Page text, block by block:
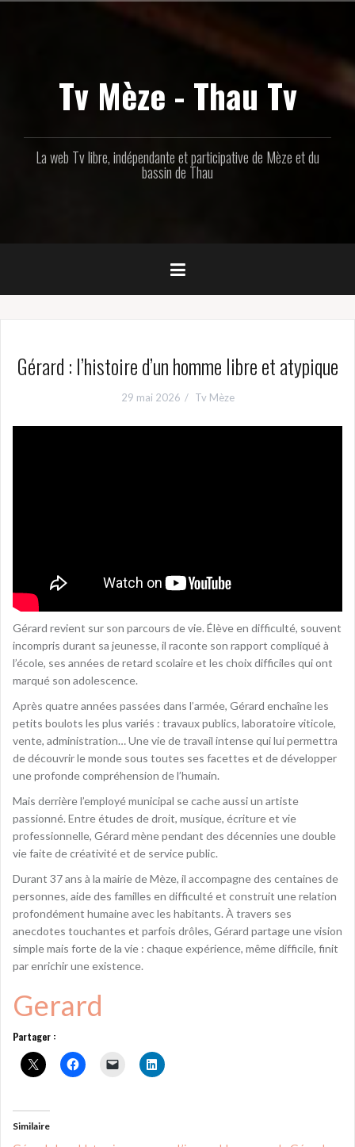
Tv Mèze - Thau Tv
La web Tv libre, indépendante et participative de Mèze et du
bassin de Thau
Gérard : l’histoire d’un homme libre et atypique
29 mai 2026 Tv Mèze
Gérard revient sur son parcours de vie. Élève en difficulté, souvent
incompris durant sa jeunesse, il raconte son rapport compliqué à
l’école, ses années de retard scolaire et les choix difficiles qui ont
marqué son adolescence.
Après quatre années passées dans l’armée, Gérard enchaîne les
petits boulots les plus variés : travaux publics, laboratoire viticole,
vente, administration… Une vie de travail intense qui lui permettra
de découvrir le monde sous toutes ses facettes et de développer
une profonde compréhension de l’humain.
Mais derrière l’employé municipal se cache aussi un artiste
passionné. Entre études de droit, musique, écriture et vie
professionnelle, Gérard mène pendant des décennies une double
vie faite de créativité et de service public.
Durant 37 ans à la mairie de Mèze, il accompagne des centaines de
personnes, aide des familles en difficulté et construit une relation
profondément humaine avec les habitants. À travers ses
anecdotes touchantes et parfois drôles, Gérard partage une vision
simple mais forte de la vie : chaque expérience, même difficile, finit
par enrichir une existence.
Gerard
Partager :
Similaire